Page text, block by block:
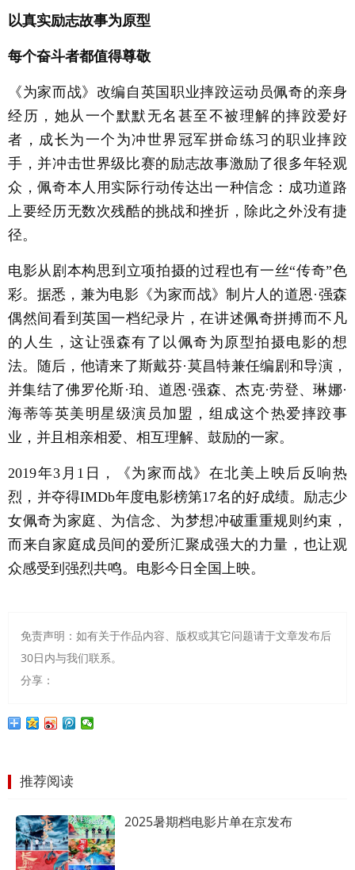
以真实励志故事为原型
每个奋斗者都值得尊敬
《为家而战》改编自英国职业摔跤运动员佩奇的亲身
经历，她从一个默默无名甚至不被理解的摔跤爱好
者，成长为一个为冲世界冠军拼命练习的职业摔跤
手，并冲击世界级比赛的励志故事激励了很多年轻观
众，佩奇本人用实际行动传达出一种信念：成功道路
上要经历无数次残酷的挑战和挫折，除此之外没有捷
径。
电影从剧本构思到立项拍摄的过程也有一丝“传奇”色
彩。据悉，兼为电影《为家而战》制片人的道恩·强森
偶然间看到英国一档纪录片，在讲述佩奇拼搏而不凡
的人生，这让强森有了以佩奇为原型拍摄电影的想
法。随后，他请来了斯戴芬·莫昌特兼任编剧和导演，
并集结了佛罗伦斯·珀、道恩·强森、杰克·劳登、琳娜·
海蒂等英美明星级演员加盟，组成这个热爱摔跤事
业，并且相亲相爱、相互理解、鼓励的一家。
2019年3月1日，《为家而战》在北美上映后反响热
烈，并夺得IMDb年度电影榜第17名的好成绩。励志少
女佩奇为家庭、为信念、为梦想冲破重重规则约束，
而来自家庭成员间的爱所汇聚成强大的力量，也让观
众感受到强烈共鸣。电影今日全国上映。
免责声明：如有关于作品内容、版权或其它问题请于文章发布后
30日内与我们联系。
分享：
推荐阅读
2025暑期档电影片单在京发布